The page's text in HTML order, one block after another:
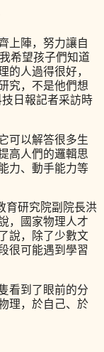
上陣，努力讓自
希望孩子們知道
人過得很好，
究，不是他們想
日報記者采訪時
可以解答很多生
高人們的邏輯思
力、動手能力等
育研究院副院長洪
，國家物理人才
說，除了少數文
很可能遇到學習
看到了眼前的分
理，於自己、於